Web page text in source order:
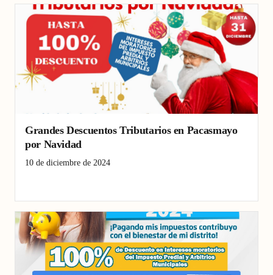
Grandes Descuentos Tributarios en Pacasmayo
por Navidad
10 de diciembre de 2024